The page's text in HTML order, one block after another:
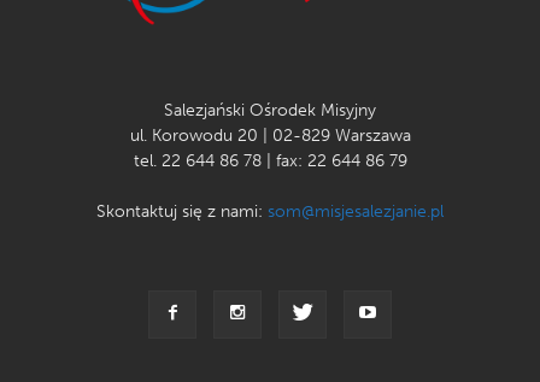
Salezjański Ośrodek Misyjny
ul. Korowodu 20 | 02-829 Warszawa
tel. 22 644 86 78 | fax: 22 644 86 79
Skontaktuj się z nami: som@misjesalezjanie.pl